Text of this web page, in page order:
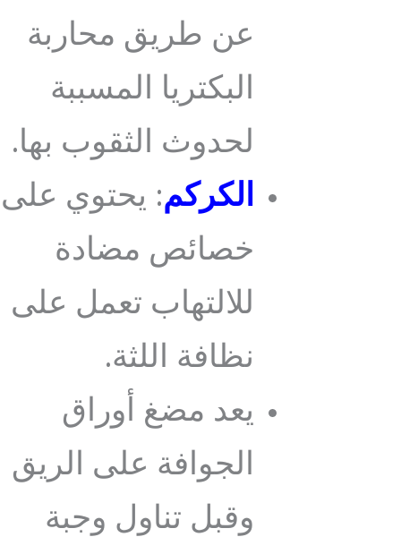
عن طريق محاربة
البكتريا المسببة
لحدوث الثقوب بها.
الكركم: يحتوي على
خصائص مضادة
للالتهاب تعمل على
نظافة اللثة.
يعد مضغ أوراق
الجوافة على الريق
وقبل تناول وجبة